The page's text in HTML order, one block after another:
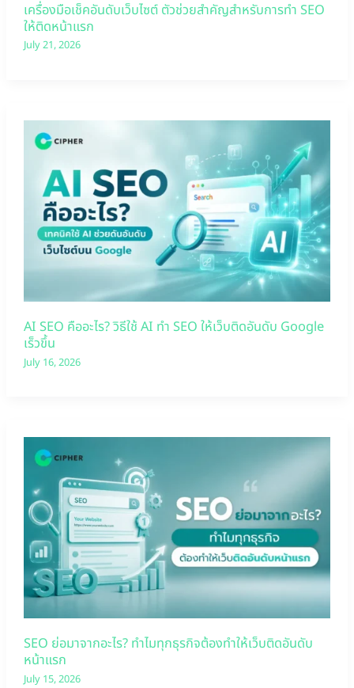
เครื่องมือเช็คอันดับเว็บไซต์ ตัวช่วยสำคัญสำหรับการทำ SEO
ให้ติดหน้าแรก
July 21, 2026
AI SEO คืออะไร? วิธีใช้ AI ทำ SEO ให้เว็บติดอันดับ Google
เร็วขึ้น
July 16, 2026
SEO ย่อมาจากอะไร? ทำไมทุกธุรกิจต้องทำให้เว็บติดอันดับ
หน้าแรก
July 15, 2026